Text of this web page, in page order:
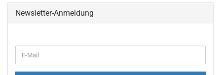
Newsletter-Anmeldung
ZUR
E-
Mail